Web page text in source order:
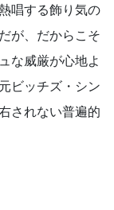
唱する飾り気の
が、だからこそ
な威厳が心地よ
ビッチズ・シン
されない普遍的